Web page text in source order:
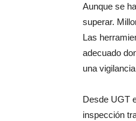
Aunque se
superar.
Las
adecuado
una
Desde UGT
inspección